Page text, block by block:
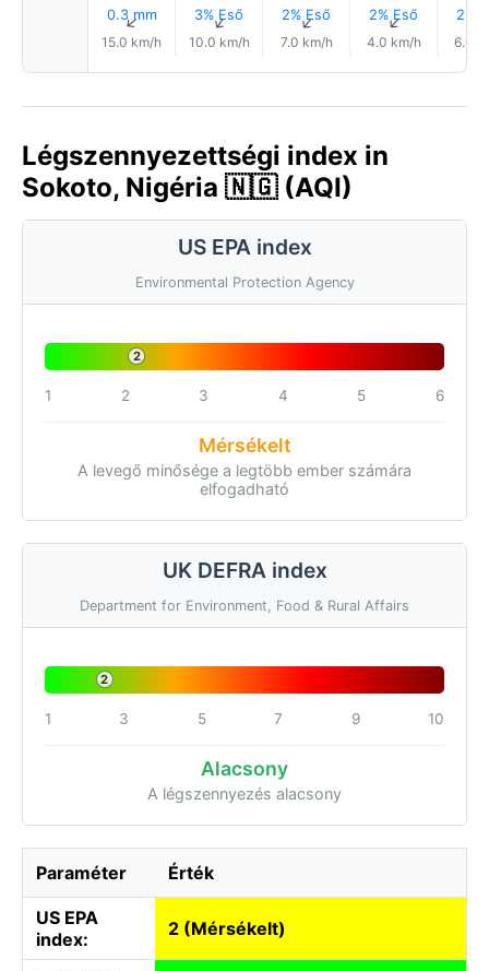
0.3 mm
↑
15.0 km/h
3% Eső
↑
10.0 km/h
2% Eső
↑
7.0 km/h
2% Eső
↑
4.0 km/h
2%
6.0
Légszennyezettségi index in
Sokoto, Nigéria 🇳🇬 (AQI)
US EPA index
Environmental Protection Agency
2
1 2 3 4 5 6
Mérsékelt
A levegő minősége a legtöbb ember számára
elfogadható
UK DEFRA index
Department for Environment, Food & Rural Affairs
2
1 3 5 7 9 10
Alacsony
A légszennyezés alacsony
Paraméter Érték
US EPA
index:
2 (Mérsékelt)